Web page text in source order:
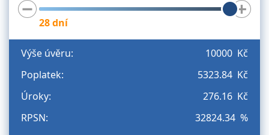
28dní
Výše úvěru:
10000 Kč
Poplatek:
5323.84 Kč
Úroky:
276.16 Kč
RPSN:
32824.34 %